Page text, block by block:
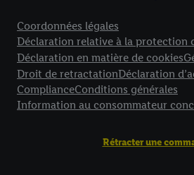
Coordonnées légales
Déclaration relative à la protection
Déclaration en matière de cookies
Droit de retractationDéclaration
ComplianceConditions générales
Information au consommateur
Rétracter une